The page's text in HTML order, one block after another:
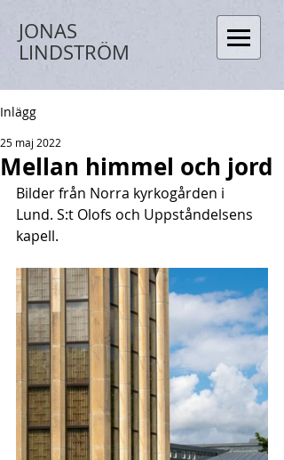
JONAS
LINDSTRÖM
Inlägg
Mellan himmel och jord
25 maj 2022
Bilder från Norra kyrkogården i
Lund. S:t Olofs och Uppståndelsens
kapell.